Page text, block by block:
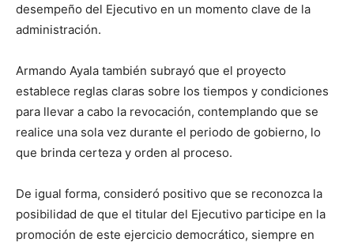
desempeño del Ejecutivo en un momento clave de la
administración.
Armando Ayala también subrayó que el proyecto
establece reglas claras sobre los tiempos y condiciones
para llevar a cabo la revocación, contemplando que se
realice una sola vez durante el periodo de gobierno, lo
que brinda certeza y orden al proceso.
De igual forma, consideró positivo que se reconozca la
posibilidad de que el titular del Ejecutivo participe en la
promoción de este ejercicio democrático, siempre en